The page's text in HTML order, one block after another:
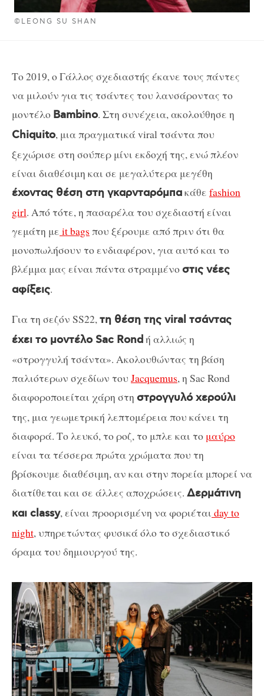
©LEONG SU SHAN
Το 2019, ο Γάλλος σχεδιαστής έκανε τους πάντες
να μιλούν για τις τσάντες του λανσάροντας το
μοντέλο Bambino. Στη συνέχεια, ακολούθησε η
Chiquito, μια πραγματικά viral τσάντα που
ξεχώρισε στη σούπερ μίνι εκδοχή της, ενώ πλέον
είναι διαθέσιμη και σε μεγαλύτερα μεγέθη
έχοντας θέση στη γκαρνταρόμπακάθε fashion
girl. Από τότε, η πασαρέλα του σχεδιαστή είναι
γεμάτη με it bags που ξέρουμε από πριν ότι θα
μονοπωλήσουν το ενδιαφέρον, για αυτό και το
βλέμμα μας είναι πάντα στραμμένο στις νέες
αφίξεις.
Για τη σεζόν SS22,τη θέση της viral τσάντας
έχει το μοντέλο Sac Rondή αλλιώς η
«στρογγυλή τσάντα». Ακολουθώντας τη βάση
παλιότερων σχεδίων του Jacquemus, η Sac Rond
διαφοροποιείται χάρη στη στρογγυλό χερούλι
της, μια γεωμετρική λεπτομέρεια που κάνει τη
διαφορά. Το λευκό, το ροζ, το μπλε και το μαύρο
είναι τα τέσσερα πρώτα χρώματα που τη
βρίσκουμε διαθέσιμη, αν και στην πορεία μπορεί να
διατίθεται και σε άλλες αποχρώσεις. Δερμάτινη
και classy, είναι προορισμένη να φοριέται day to
night, υπηρετώντας φυσικά όλο το σχεδιαστικό
όραμα του δημιουργού της.